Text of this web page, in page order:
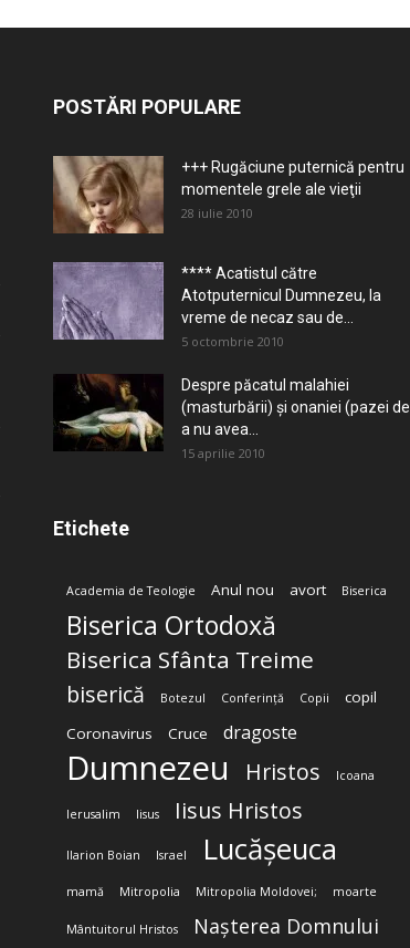
POSTĂRI POPULARE
+++ Rugăciune puternică pentru
momentele grele ale vieţii
28 iulie 2010
**** Acatistul către
Atotputernicul Dumnezeu, la
vreme de necaz sau de...
5 octombrie 2010
Despre păcatul malahiei
(masturbării) şi onaniei (pazei de
a nu avea...
15 aprilie 2010
Etichete
Academia de Teologie Anul nou avort Biserica
Biserica Ortodoxă
Biserica Sfânta Treime
biserică Botezul Conferință Copii
copil
Coronavirus
Cruce dragoste
Dumnezeu Hristos Icoana
Ierusalim Iisus Iisus Hristos
Ilarion Boian Israel Lucășeuca
mamă Mitropolia Mitropolia Moldovei; moarte
Mântuitorul Hristos Nașterea Domnului